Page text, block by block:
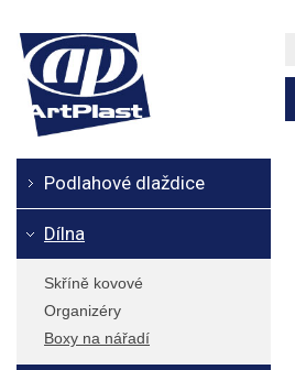
Podlahové dlaždice
Dílna
Skříně kovové
Organizéry
Boxy na nářadí